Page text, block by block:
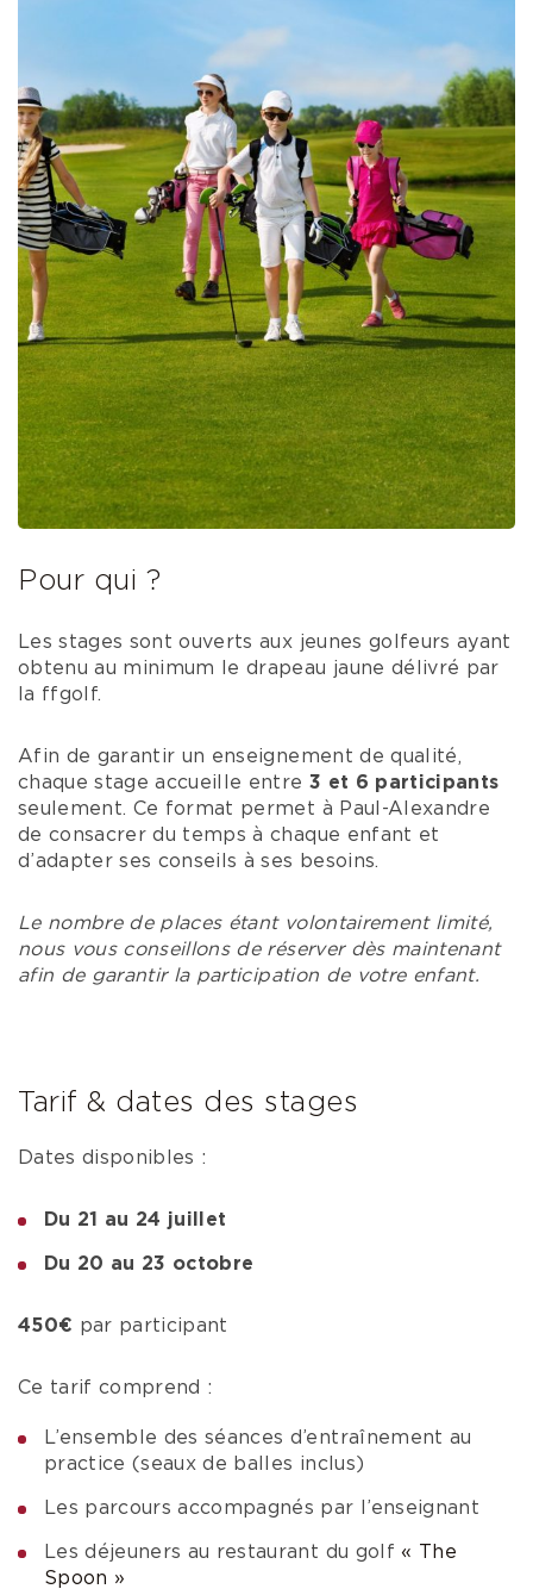
Pour qui ?
Les stages sont ouverts aux jeunes golfeurs ayant
obtenu au minimum le drapeau jaune délivré par
la ffgolf.
Afin de garantir un enseignement de qualité,
chaque stage accueille entre 3 et 6 participants
seulement. Ce format permet à Paul-Alexandre
de consacrer du temps à chaque enfant et
d’adapter ses conseils à ses besoins.
Le nombre de places étant volontairement limité,
nous vous conseillons de réserver dès maintenant
afin de garantir la participation de votre enfant.
Tarif & dates des stages
Dates disponibles :
Du 21 au 24 juillet
Du 20 au 23 octobre
450€ par participant
Ce tarif comprend :
L’ensemble des séances d’entraînement au
practice (seaux de balles inclus)
Les parcours accompagnés par l’enseignant
Les déjeuners au restaurant du golf« The
Spoon »